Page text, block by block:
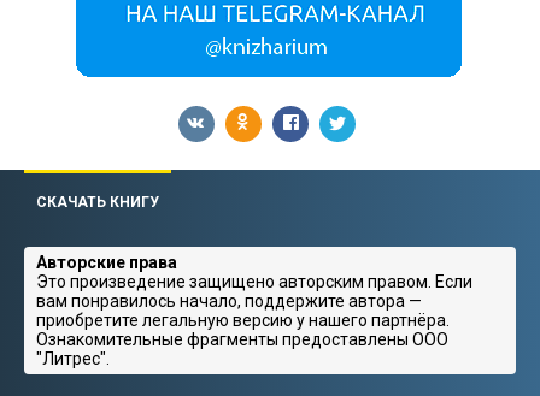
СКАЧАТЬ КНИГУ
Авторские права
Это произведение защищено авторским правом. Если
вам понравилось начало, поддержите автора —
приобретите легальную версию у нашего партнёра.
Ознакомительные фрагменты предоставлены ООО
"Литрес".